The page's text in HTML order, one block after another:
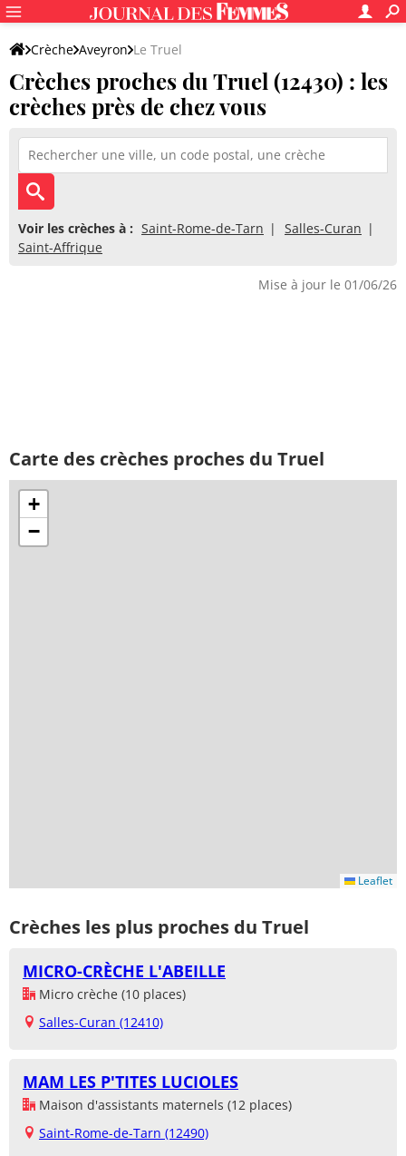
Crèche Aveyron Le Truel
Crèches proches du Truel (12430) : les
crèches près de chez vous
Voir les crèches à : Saint-Rome-de-Tarn
Salles-Curan
Saint-Affrique
Mise à jour le 01/06/26
Carte des crèches proches du Truel
+
−
Leaflet
Crèches les plus proches du Truel
MICRO-CRÈCHE L'ABEILLE
Micro crèche (10 places)
Salles-Curan (12410)
MAM LES P'TITES LUCIOLES
Maison d'assistants maternels (12 places)
Saint-Rome-de-Tarn (12490)